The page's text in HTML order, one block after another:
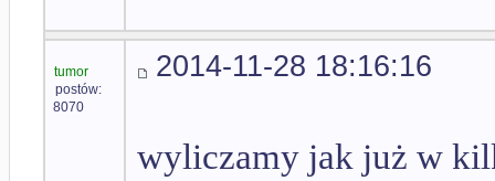
tumor
postów:
8070
2014-11-28 18:16:16
wyliczamy jak już w